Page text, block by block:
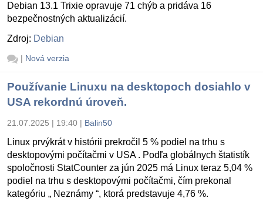
Debian 13.1 Trixie opravuje 71 chýb a pridáva 16
bezpečnostných aktualizácií.
Zdroj: Debian
| Nová verzia
Používanie Linuxu na desktopoch dosiahlo v
USA rekordnú úroveň.
21.07.2025 | 19:40 | Balin50
Linux prvýkrát v histórii prekročil 5 % podiel na trhu s
desktopovými počítačmi v USA . Podľa globálnych štatistík
spoločnosti StatCounter za jún 2025 má Linux teraz 5,04 %
podiel na trhu s desktopovými počítačmi, čím prekonal
kategóriu „ Neznámy “, ktorá predstavuje 4,76 %.